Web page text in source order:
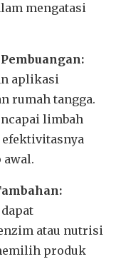
mengatasi
aplikasi
rumah tangga.
limbah
awal.
atau nutrisi
produk